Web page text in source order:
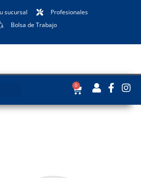
sucursal
Profesionales
Bolsa de Trabajo
0